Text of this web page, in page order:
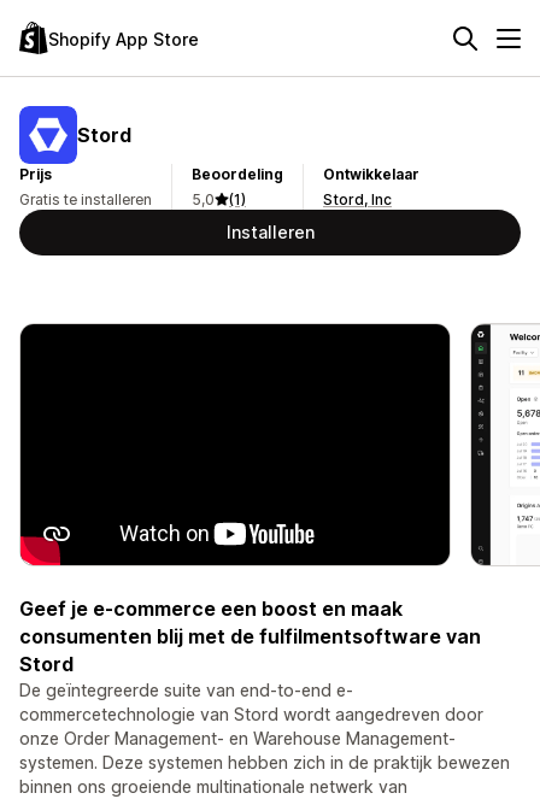
Shopify App Store
Stord
Prijs
Gratis te installeren
Beoordeling
5,0
(1)
Ontwikkelaar
Stord, Inc
Installeren
Geef je e-commerce een boost en maak
consumenten blij met de fulfilmentsoftware van
Stord
De geïntegreerde suite van end-to-end e-
commercetechnologie van Stord wordt aangedreven door
onze Order Management- en Warehouse Management-
systemen. Deze systemen hebben zich in de praktijk bewezen
binnen ons groeiende multinationale netwerk van